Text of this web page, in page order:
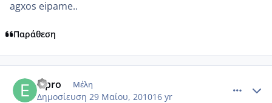
agxos eipame..
Παράθεση
elpro Μέλη
Δημοσίευση 29 Μαίου, 201016 yr